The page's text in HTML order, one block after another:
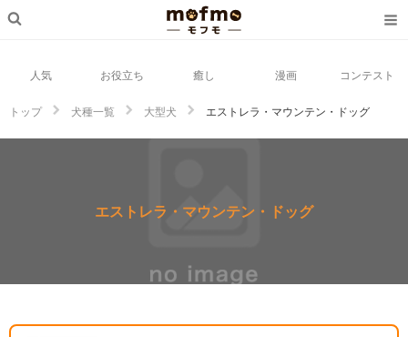
人気 お役立ち 癒し 漫画 コンテスト
トップ 犬種一覧 大型犬 エストレラ・マウンテン・ドッグ
エストレラ・マウンテン・ドッグ